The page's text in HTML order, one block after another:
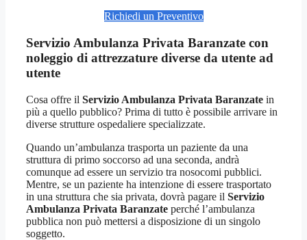
Richiedi un Preventivo
Servizio Ambulanza Privata Baranzate con
noleggio di attrezzature diverse da utente ad
utente
Cosa offre il Servizio Ambulanza Privata Baranzate in
più a quello pubblico? Prima di tutto è possibile arrivare in
diverse strutture ospedaliere specializzate.
Quando un’ambulanza trasporta un paziente da una
struttura di primo soccorso ad una seconda, andrà
comunque ad essere un servizio tra nosocomi pubblici.
Mentre, se un paziente ha intenzione di essere trasportato
in una struttura che sia privata, dovrà pagare il Servizio
Ambulanza Privata Baranzate perché l’ambulanza
pubblica non può mettersi a disposizione di un singolo
soggetto.